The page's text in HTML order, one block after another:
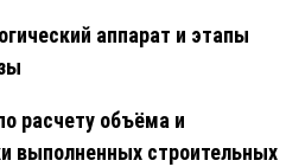
аппарат и этапы
расчету объёма и
выполненных строительных